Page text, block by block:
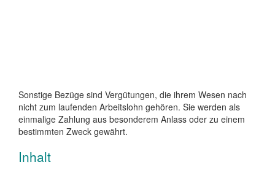
Sonstige Bezüge sind Vergütungen, die ihrem Wesen nach
nicht zum laufenden Arbeitslohn gehören. Sie werden als
einmalige Zahlung aus besonderem Anlass oder zu einem
bestimmten Zweck gewährt.
Inhalt